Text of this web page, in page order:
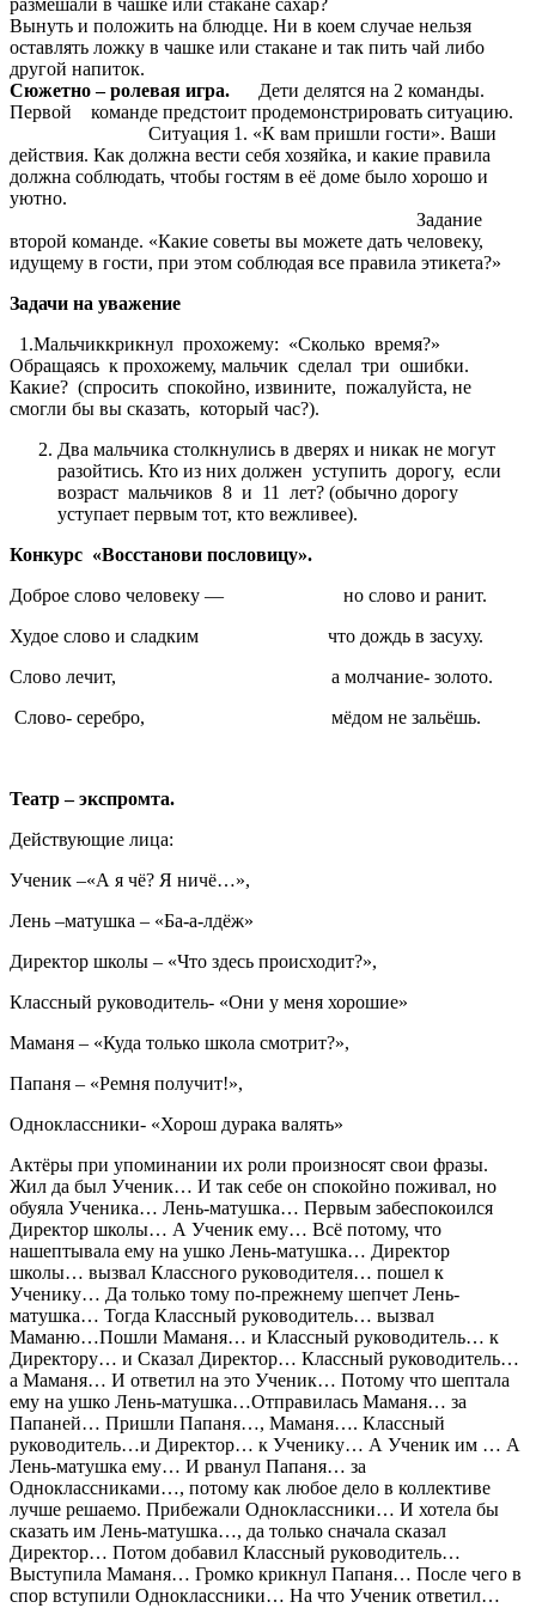
размешали в чашке или стакане сахар?
Вынуть и положить на блюдце. Ни в коем случае нельзя
оставлять ложку в чашке или стакане и так пить чай либо
другой напиток.
Сюжетно – ролевая игра. Дети делятся на 2 команды.
Первой команде предстоит продемонстрировать ситуацию.
Ситуация 1. «К вам пришли гости». Ваши
действия. Как должна вести себя хозяйка, и какие правила
должна соблюдать, чтобы гостям в её доме было хорошо и
уютно.
Задание
второй команде. «Какие советы вы можете дать человеку,
идущему в гости, при этом соблюдая все правила этикета?»
Задачи на уважение
1.Мальчиккрикнул прохожему: «Сколько время?»
Обращаясь к прохожему, мальчик сделал три ошибки.
Какие? (спросить спокойно, извините, пожалуйста, не
смогли бы вы сказать, который час?).
Два мальчика столкнулись в дверях и никак не могут
разойтись. Кто из них должен уступить дорогу, если
возраст мальчиков 8 и 11 лет? (обычно дорогу
уступает первым тот, кто вежливее).
Конкурс «Восстанови пословицу».
Доброе слово человеку — но слово и ранит.
Худое слово и сладким что дождь в засуху.
Слово лечит, а молчание- золото.
Слово- серебро, мёдом не зальёшь.
Театр – экспромта.
Действующие лица:
Ученик –«А я чё? Я ничё…»,
Лень –матушка – «Ба-а-лдёж»
Директор школы – «Что здесь происходит?»,
Классный руководитель- «Они у меня хорошие»
Маманя – «Куда только школа смотрит?»,
Папаня – «Ремня получит!»,
Одноклассники- «Хорош дурака валять»
Актёры при упоминании их роли произносят свои фразы.
Жил да был Ученик… И так себе он спокойно поживал, но
обуяла Ученика… Лень-матушка… Первым забеспокоился
Директор школы… А Ученик ему… Всё потому, что
нашептывала ему на ушко Лень-матушка… Директор
школы… вызвал Классного руководителя… пошел к
Ученику… Да только тому по-прежнему шепчет Лень-
матушка… Тогда Классный руководитель… вызвал
Маманю…Пошли Маманя… и Классный руководитель… к
Директору… и Сказал Директор… Классный руководитель…
а Маманя… И ответил на это Ученик… Потому что шептала
ему на ушко Лень-матушка…Отправилась Маманя… за
Папаней… Пришли Папаня…, Маманя…. Классный
руководитель…и Директор… к Ученику… А Ученик им … А
Лень-матушка ему… И рванул Папаня… за
Одноклассниками…, потому как любое дело в коллективе
лучше решаемо. Прибежали Одноклассники… И хотела бы
сказать им Лень-матушка…, да только сначала сказал
Директор… Потом добавил Классный руководитель…
Выступила Маманя… Громко крикнул Папаня… После чего в
спор вступили Одноклассники… На что Ученик ответил…